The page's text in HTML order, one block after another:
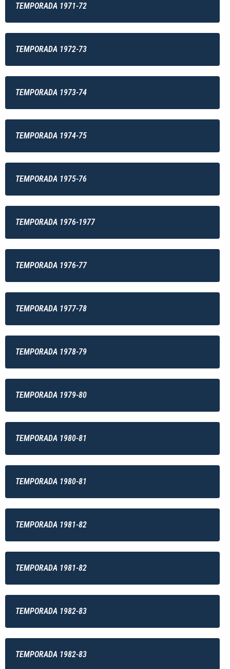
TEMPORADA 1971-72
TEMPORADA 1972-73
TEMPORADA 1973-74
TEMPORADA 1974-75
TEMPORADA 1975-76
TEMPORADA 1976-1977
TEMPORADA 1976-77
TEMPORADA 1977-78
TEMPORADA 1978-79
TEMPORADA 1979-80
TEMPORADA 1980-81
TEMPORADA 1980-81
TEMPORADA 1981-82
TEMPORADA 1981-82
TEMPORADA 1982-83
TEMPORADA 1982-83